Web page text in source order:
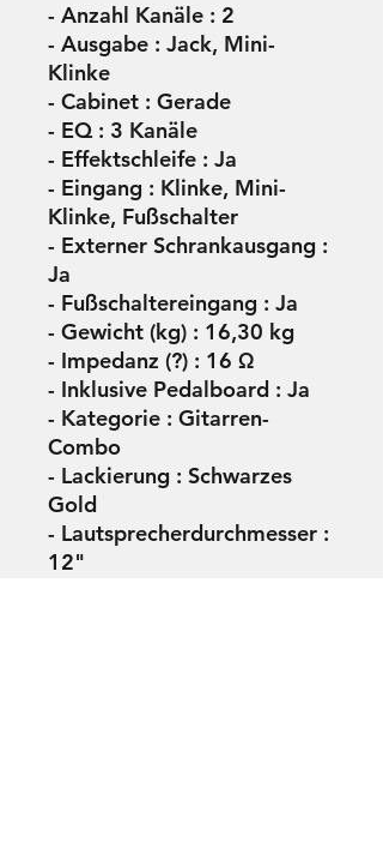
- Anzahl Kanäle : 2
- Ausgabe : Jack, Mini-
Klinke
- Cabinet : Gerade
- EQ : 3 Kanäle
- Effektschleife : Ja
- Eingang : Klinke, Mini-
Klinke, Fußschalter
- Externer Schrankausgang :
Ja
- Fußschaltereingang : Ja
- Gewicht (kg) : 16,30 kg
- Impedanz (?) : 16 Ω
- Inklusive Pedalboard : Ja
- Kategorie : Gitarren-
Combo
- Lackierung : Schwarzes
Gold
- Lautsprecherdurchmesser :
12"